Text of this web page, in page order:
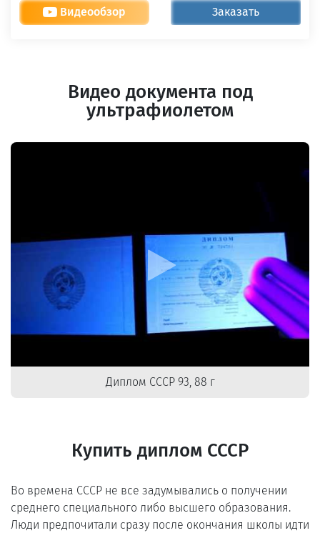
Видеообзор Заказать
Видео документа под
ультрафиолетом
Диплом СССР 93, 88 г
Купить диплом СССР
Во времена СССР не все задумывались о получении
среднего специального либо высшего образования.
Люди предпочитали сразу после окончания школы идти